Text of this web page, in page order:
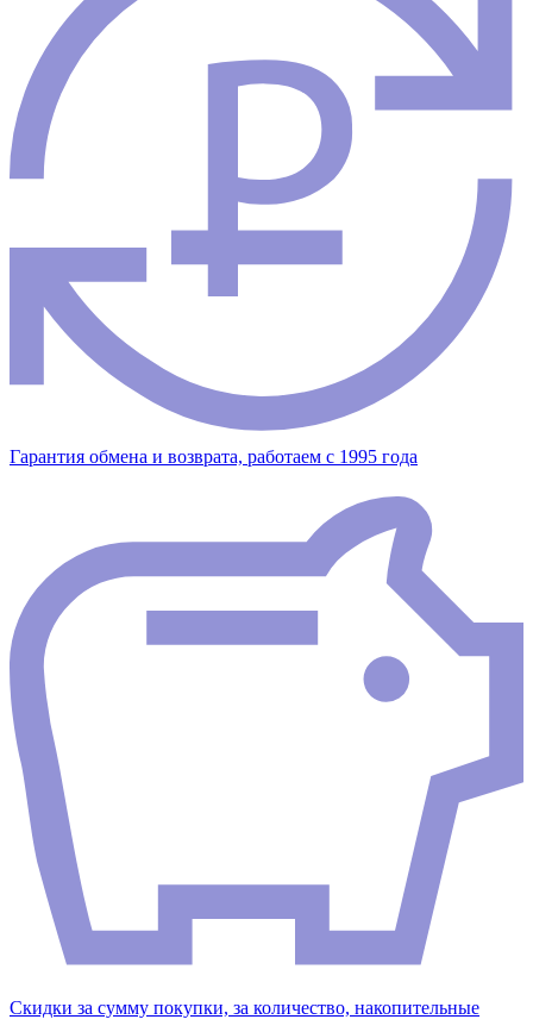
Гарантия обмена и возврата, работаем с 1995 года
Скидки за сумму покупки, за количество, накопительные